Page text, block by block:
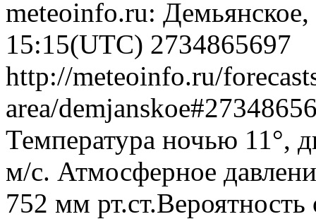
meteoinfo.ru:
15:15(UTC) 2734865697
http://meteoinfo.ru/
area/
Температура ночью 11°,
м/с. Атмосферное
752 мм рт.ст.Вероятность